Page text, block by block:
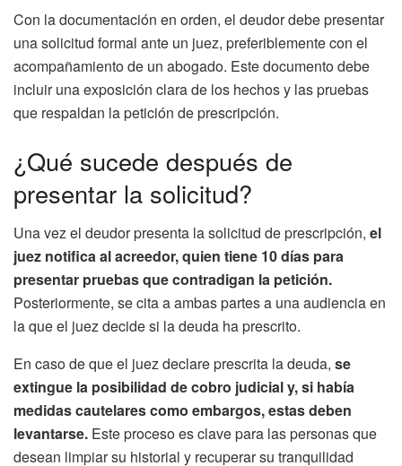
Con la documentación en orden, el deudor debe presentar
una solicitud formal ante un juez, preferiblemente con el
acompañamiento de un abogado. Este documento debe
incluir una exposición clara de los hechos y las pruebas
que respaldan la petición de prescripción.
¿Qué sucede después de
presentar la solicitud?
Una vez el deudor presenta la solicitud de prescripción, el
juez notifica al acreedor, quien tiene 10 días para
presentar pruebas que contradigan la petición.
Posteriormente, se cita a ambas partes a una audiencia en
la que el juez decide si la deuda ha prescrito.
En caso de que el juez declare prescrita la deuda, se
extingue la posibilidad de cobro judicial y, si había
medidas cautelares como embargos, estas deben
levantarse. Este proceso es clave para las personas que
desean limpiar su historial y recuperar su tranquilidad